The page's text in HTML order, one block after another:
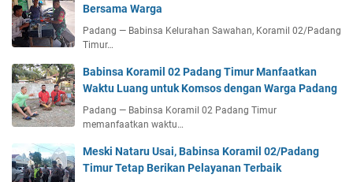
Bersama Warga
Padang — Babinsa Kelurahan Sawahan, Koramil 02/Padang
Timur…
Babinsa Koramil 02 Padang Timur Manfaatkan
Waktu Luang untuk Komsos dengan Warga Padang
Padang — Babinsa Koramil 02 Padang Timur
memanfaatkan waktu…
Meski Nataru Usai, Babinsa Koramil 02/Padang
Timur Tetap Berikan Pelayanan Terbaik